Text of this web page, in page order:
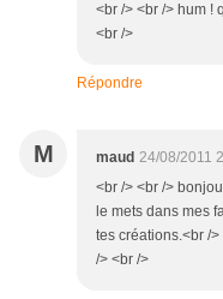
<br /> <br /> hum !
<br />
Répondre
M maud 24/08/2011
<br /> <br />
le mets dans mes
tes créations.<br /
/> <br />